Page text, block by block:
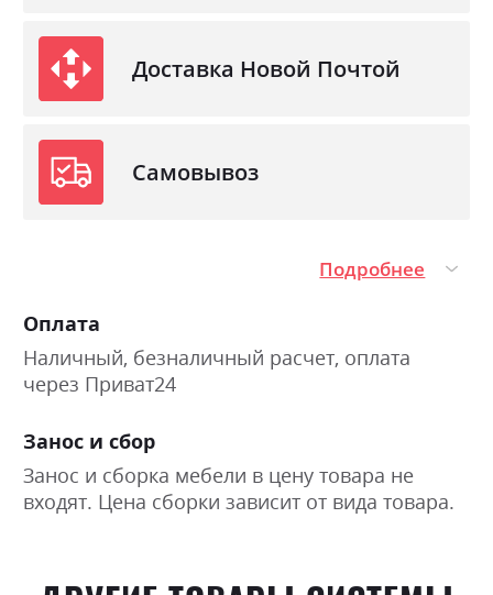
Доставка Новой Почтой
Самовывоз
Подробнее
Оплата
Наличный, безналичный расчет, оплата
через Приват24
Занос и сбор
Занос и сборка мебели в цену товара не
входят. Цена сборки зависит от вида товара.